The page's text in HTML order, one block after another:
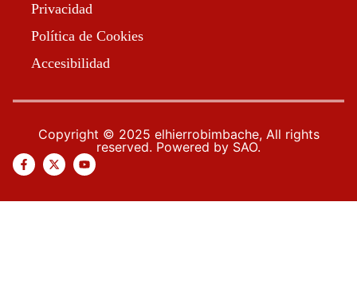
Privacidad
Política de Cookies
Accesibilidad
Copyright © 2025 elhierrobimbache, All rights
reserved. Powered by SAO.